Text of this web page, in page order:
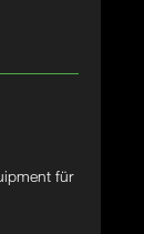
für